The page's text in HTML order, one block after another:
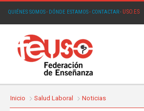
QUIÉNES SOMOS· DÓNDE ESTAMOS· CONTACTAR· USO.ES
Inicio Salud Laboral Noticias